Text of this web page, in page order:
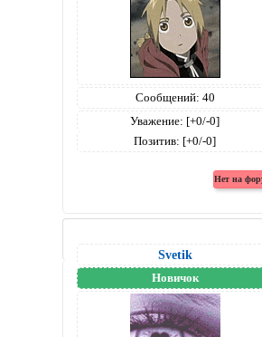
Сообщений: 40
Уважение: [+0/-0]
Позитив: [+0/-0]
Svetik
Новичок